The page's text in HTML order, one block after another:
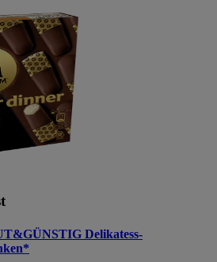
Delikatess-